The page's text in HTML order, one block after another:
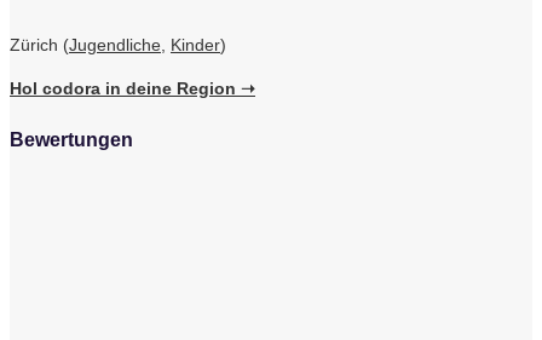
Zürich (Jugendliche Kinder)
Hol codora in deine Region ➝
Bewertungen